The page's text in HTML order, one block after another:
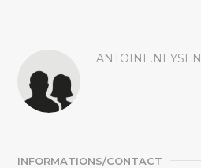
ANTOINE.NEYSEN
INFORMATIONS/CONTACT